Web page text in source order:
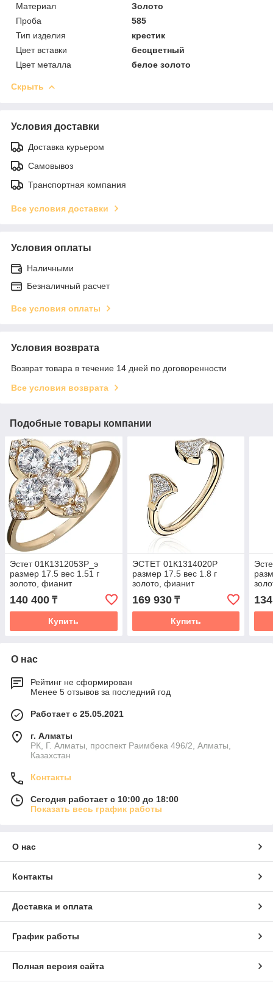
Материал
Золото
Проба
585
Тип изделия
крестик
Цвет вставки
бесцветный
Цвет металла
белое золото
Скрыть
Условия доставки
Доставка курьером
Самовывоз
Транспортная компания
Все условия доставки
Условия оплаты
Наличными
Безналичный расчет
Все условия оплаты
Условия возврата
Возврат товара в течение 14 дней по договоренности
Все условия возврата
Подобные товары компании
Эстет 01К1312053Р_э
размер 17.5 вес 1.51 г
золото, фианит
140 400 ₸
Купить
ЭСТЕТ 01К1314020Р
размер 17.5 вес 1.8 г
золото, фианит
169 930₸
Купить
О нас
Рейтинг не сформирован
Менее 5 отзывов за последний год
Работает с 25.05.2021
г. Алматы
РК, Г. Алматы, проспект Раимбека 496/2, Алматы,
Казахстан
Контакты
Сегодня работает с 10:00 до 18:00
Показать весь график работы
О нас
Контакты
Доставка и оплата
График работы
Полная версия сайта